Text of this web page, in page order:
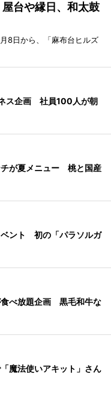
台や縁日、和太鼓
8日から、「麻布台ヒルズ
ス企画 社員100人が朝
が夏メニュー 桃と国産
ント 初の「パラソルガ
べ放題企画 黒毛和牛な
魔法使いアキット」さん